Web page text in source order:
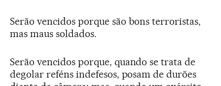
Serão vencidos porque são bons terroristas,
mas maus soldados.
Serão vencidos porque, quando se trata de
degolar reféns indefesos, posam de durões